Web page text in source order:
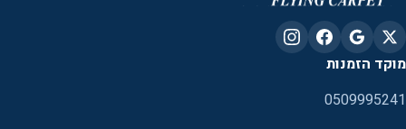
מוקד הזמנות
0509995241